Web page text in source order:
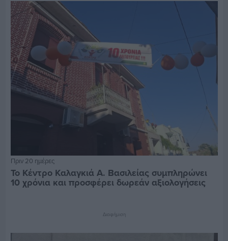
Πριν 20 ημέρες
Το Κέντρο Καλαγκιά Α. Βασιλείας συμπληρώνει
10 χρόνια και προσφέρει δωρεάν αξιολογήσεις
Διαφήμιση